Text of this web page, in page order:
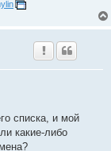
списка, и мой
какие-либо